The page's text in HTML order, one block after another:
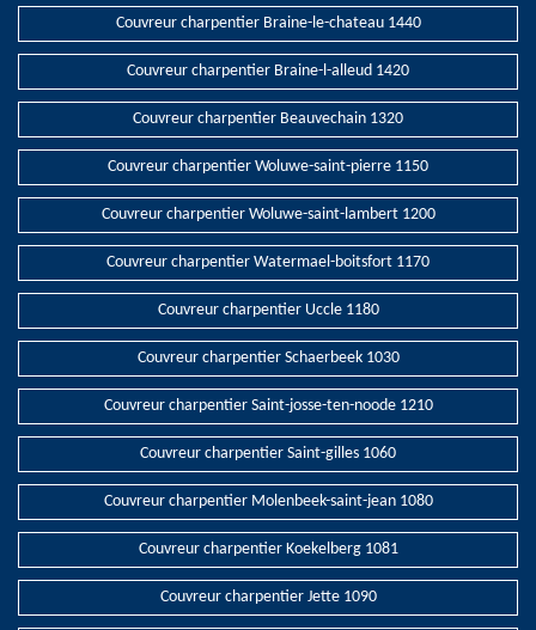
Couvreur charpentier Braine-le-chateau 1440
Couvreur charpentier Braine-l-alleud 1420
Couvreur charpentier Beauvechain 1320
Couvreur charpentier Woluwe-saint-pierre 1150
Couvreur charpentier Woluwe-saint-lambert 1200
Couvreur charpentier Watermael-boitsfort 1170
Couvreur charpentier Uccle 1180
Couvreur charpentier Schaerbeek 1030
Couvreur charpentier Saint-josse-ten-noode 1210
Couvreur charpentier Saint-gilles 1060
Couvreur charpentier Molenbeek-saint-jean 1080
Couvreur charpentier Koekelberg 1081
Couvreur charpentier Jette 1090